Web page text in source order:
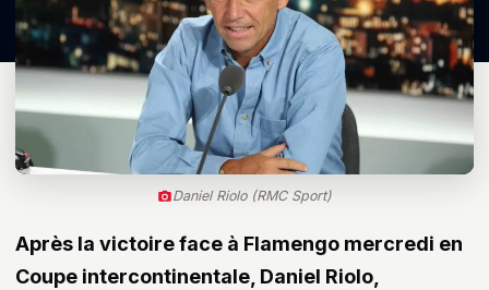
Daniel Riolo (RMC Sport)
Après la victoire face à Flamengo mercredi en
Coupe intercontinentale, Daniel Riolo,